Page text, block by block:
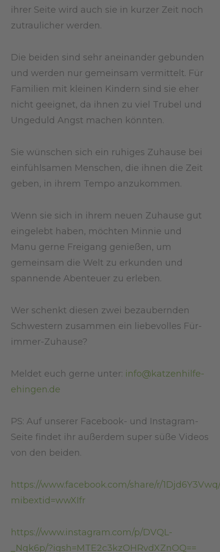
ihrer Seite wird auch sie in kurzer Zeit noch
zutraulicher werden.
Die beiden sind sehr aneinander gebunden
und werden nur gemeinsam vermittelt. Für
Familien mit kleinen Kindern sind sie eher
nicht geeignet, da ihnen zu viel Trubel und
Ungeduld Angst machen könnten.
Sie wünschen sich ein ruhiges Zuhause bei
einfühlsamen Menschen, die ihnen die Zeit
geben, in ihrem Tempo anzukommen.
Wenn sie sich in ihrem neuen Zuhause gut
eingelebt haben, möchten Minnie und
Manu gerne Freigang genießen, um
gemeinsam die Welt zu erkunden und
spannende Abenteuer zu erleben.
Wer schenkt diesen zwei bezaubernden
Schwestern zusammen ein liebevolles Für-
immer-Zuhause?
Meldet euch gerne unter: info@katzenhilfe-
ehingen.de
PS: Auf unserer Facebook- und Instagram-
Seite findet ihr außerdem super süße Videos
von den beiden.
https://www.facebook.com/share/r/
mibextid=wwXIfr
https://www.instagram.com/p/DVQL-
_Ngk6p/?igsh=MTE2c3kzOHRvdXZnOQ==